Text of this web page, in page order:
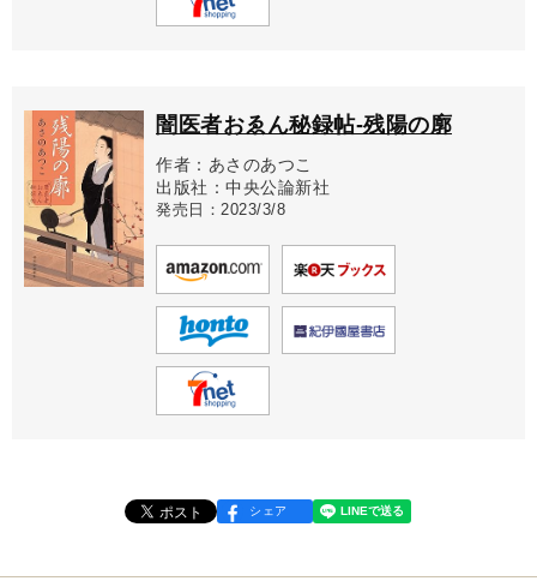
闇医者おゑん秘録帖-残陽の廓
作者：あさのあつこ
出版社：中央公論新社
発売日：2023/3/8
シェア